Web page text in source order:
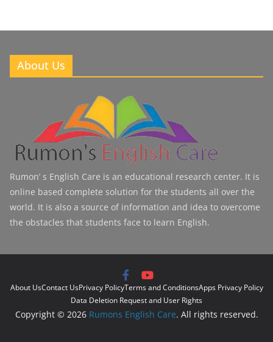
About Us
Rumon’ s English Care is an educational research center. It is
online based complete solution for the students all over the
world. It is also a source of information and idea to overcome
the obstacles that students face to learn English.
About UsContact UsPrivacy PolicyTerms and ConditionsApps Privacy Policy
Data Deletion Request and User Rights
Copyright © 2026 Rumons English Care. All rights reserved.